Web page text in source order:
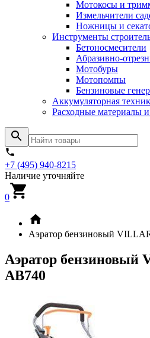
Мотокосы и
Измельчители
Ножницы и
Инструменты
Бетоносмесители
Абразивно-
Мотобуры
Мотопомпы
Бензиновые
Аккумуляторная
Расходные материалы
+7 (495) 940-8215
Наличие уточняйте
0
Аэратор бензиновый
Аэратор бензиновый
AB740